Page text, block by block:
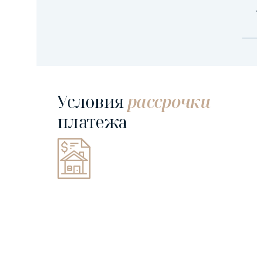
Условиярассрочки
платежа